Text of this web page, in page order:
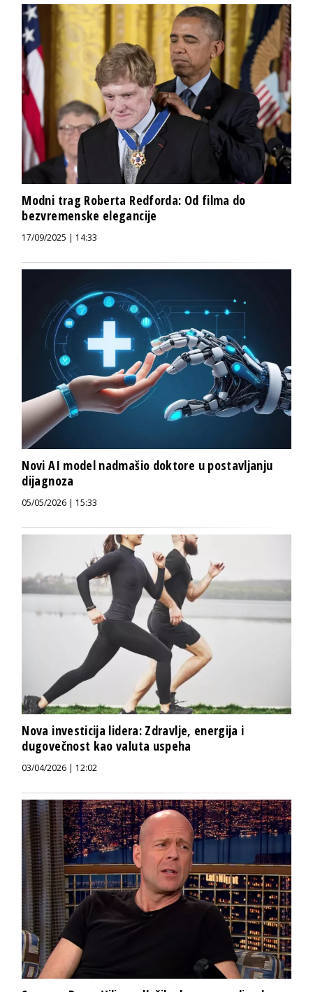
Modni trag Roberta Redforda: Od filma do
bezvremenske elegancije
17/09/2025 | 14:33
Novi AI model nadmašio doktore u postavljanju
dijagnoza
05/05/2026 | 15:33
Nova investicija lidera: Zdravlje, energija i
dugovečnost kao valuta uspeha
03/04/2026 | 12:02